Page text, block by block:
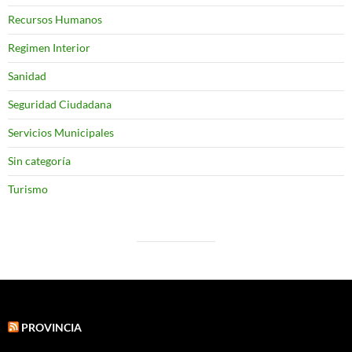
Recursos Humanos
Regimen Interior
Sanidad
Seguridad Ciudadana
Servicios Municipales
Sin categoría
Turismo
PROVINCIA